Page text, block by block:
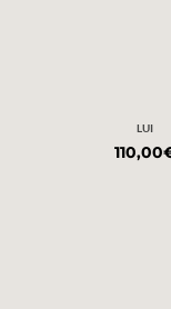
LUI
110,00